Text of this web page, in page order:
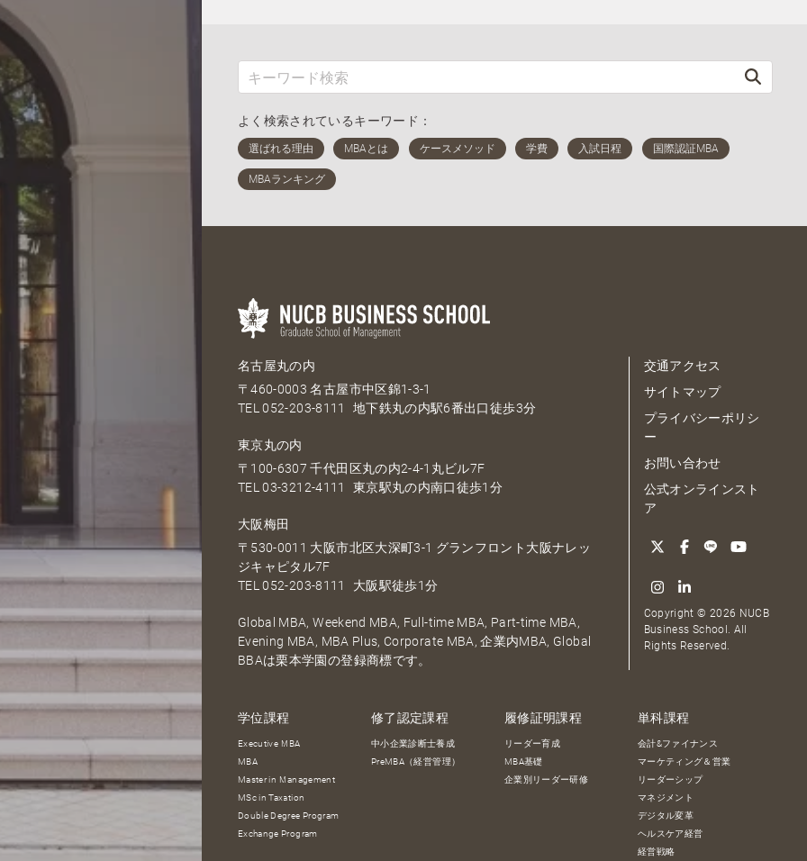
よく検索されているキーワード：
名古屋丸の内
〒460-0003 名古屋市中区錦1-3-1
TEL052-203-8111 地下鉄丸の内駅6番出口徒歩3分
東京丸の内
〒100-6307 千代田区丸の内2-4-1丸ビル7F
TEL03-3212-4111 東京駅丸の内南口徒歩1分
大阪梅田
〒530-0011 大阪市北区大深町3-1 グランフロント大阪ナレッ
ジキャピタル7F
TEL052-203-8111 大阪駅徒歩1分
Global MBA, Weekend MBA, Full-time MBA, Part-time MBA,
Evening MBA, MBA Plus, Corporate MBA, 企業内MBA, Global
BBAは栗本学園の登録商標です。
交通アクセス
サイトマップ
プライバシーポリシ
ー
お問い合わせ
公式オンラインスト
ア
Copyright © 2026 NUCB
Business School. All
Rights Reserved.
学位課程
Executive MBA
MBA
Master in Management
MSc in Taxation
Double Degree Program
Exchange Program
修了認定課程
中小企業診断士養成
PreMBA（経営管理）
履修証明課程
リーダー育成
MBA基礎
企業別リーダー研修
単科課程
会計&ファイナンス
マーケティング＆営業
リーダーシップ
マネジメント
デジタル変革
ヘルスケア経営
経営戦略